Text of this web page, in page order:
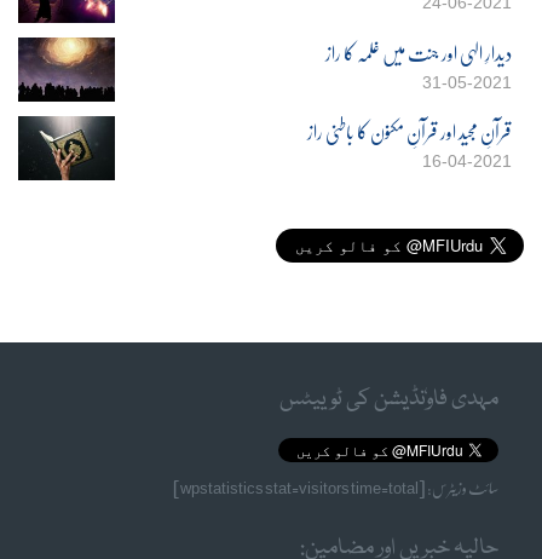
دیدارِ الہٰی اور جنت میں غلمہ کا راز
31-05-2021
قرآنِ مجید اور قرآنِ مکنون کا باطنی راز
16-04-2021
مہدی فاوٗنڈیشن کی ٹوییٹس
سائٹ وزیٹرس: [wpstatistics stat=visitors time=total]
حالیہ خبریں اور مضامین: